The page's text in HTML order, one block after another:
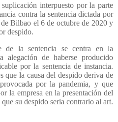
interpuesto por la parte
contra la sentencia dictada por
Bilbao el 6 de octubre de 2020 y
despido.
de la sentencia se centra en la
de haberse producido
por la sentencia de instancia.
que la causa del despido deriva de
por la pandemia, y que
la empresa en la presentación del
su despido seria contrario al art.